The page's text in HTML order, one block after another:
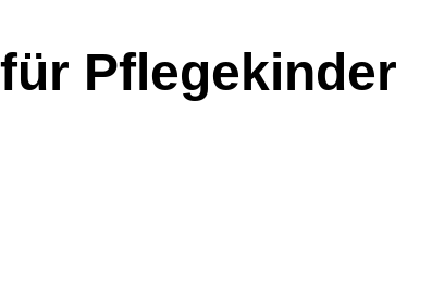
Pflegekinder